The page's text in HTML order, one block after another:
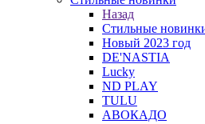
Назад
Стильные
Новый 2023 год
DE'NASTIA
Lucky
ND PLAY
TULU
АВОКАДО